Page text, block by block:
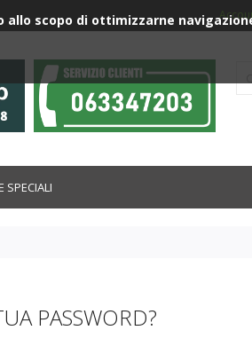
SPECIALI
PASSWORD?
scopo di ottimizzarne